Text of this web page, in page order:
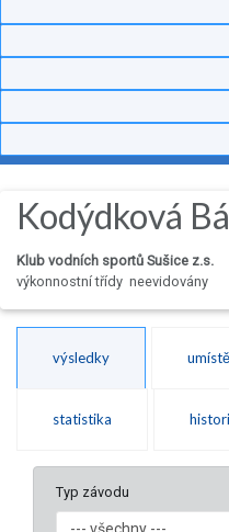
Kodýdková
Klub vodních sportů Sušice z.s.
výkonnostní třídy neevidovány
výsledky
statistika
Typ závodu